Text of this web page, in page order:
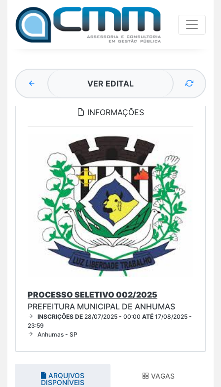
VER EDITAL
INFORMAÇÕES
PROCESSO SELETIVO 002/2025
PREFEITURA MUNICIPAL DE ANHUMAS
INSCRIÇÕES DE 28/07/2025 - 00:00 ATÉ 17/08/2025 -
23:59
Anhumas - SP
ARQUIVOS
DISPONÍVEIS
VAGAS